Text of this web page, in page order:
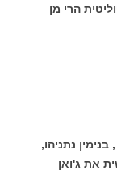
הרי מן
נתניהו,
את ג'ואן